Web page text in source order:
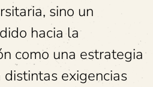
sino un
hacia la
como una estrategia
exigencias